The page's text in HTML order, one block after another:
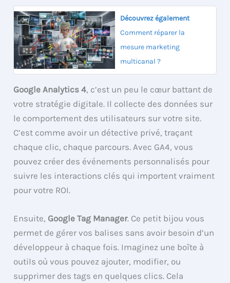
Découvrez également
Comment réparer la
mesure marketing
multicanal ?
Google Analytics 4, c’est un peu le cœur battant de
votre stratégie digitale. Il collecte des données sur
le comportement des utilisateurs sur votre site.
C’est comme avoir un détective privé, traçant
chaque clic, chaque parcours. Avec GA4, vous
pouvez créer des événements personnalisés pour
suivre les interactions clés qui importent vraiment
pour votre ROI.
Ensuite, Google Tag Manager. Ce petit bijou vous
permet de gérer vos balises sans avoir besoin d’un
développeur à chaque fois. Imaginez une boîte à
outils où vous pouvez ajouter, modifier, ou
supprimer des tags en quelques clics. Cela